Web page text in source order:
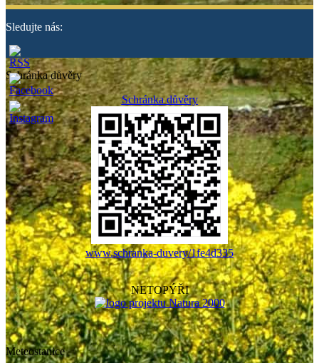
Sledujte nás:
Schránka důvěry
Schránka důvěry
www.schranka-duvery/1fe4d335
NETOPÝŘI
Meteostanice